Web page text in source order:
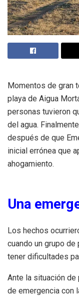
Momentos de gran
playa de Aigua
personas tuvieron
del agua.
después de que
inicial errónea que
ahogamiento.
Una
Los hechos
cuando un grupo
tener dificultades
Ante la situación
de emergencia con